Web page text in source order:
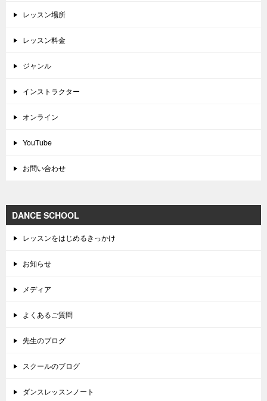
レッスン場所
レッスン料金
ジャンル
インストラクター
オンライン
YouTube
お問い合わせ
DANCE SCHOOL
レッスンをはじめるきっかけ
お知らせ
メディア
よくあるご質問
先生のブログ
スクールのブログ
ダンスレッスンノート